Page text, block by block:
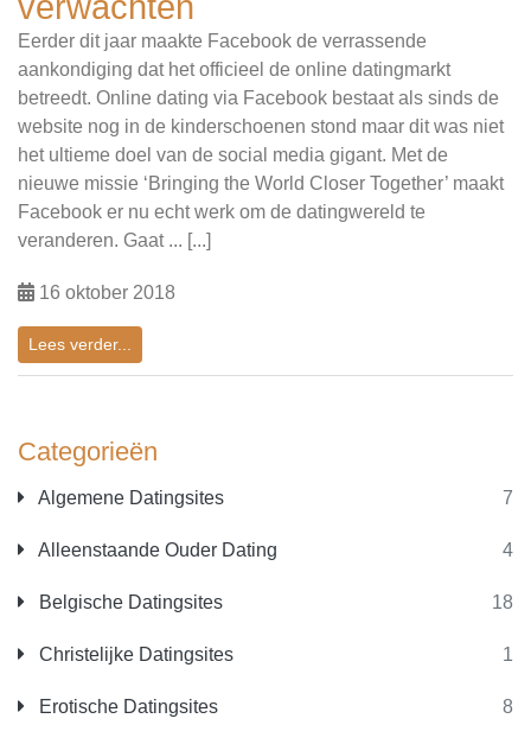
Categorieën
Algemene Datingsites 7
Alleenstaande Ouder Dating 4
Belgische Datingsites 18
Christelijke Datingsites 1
Erotische Datingsites 8
Eerder dit jaar maakte Facebook de verrassende
aankondiging dat het officieel de online datingmarkt
betreedt. Online dating via Facebook bestaat als sinds de
website nog in de kinderschoenen stond maar dit was niet
het ultieme doel van de social media gigant. Met de
nieuwe missie ‘Bringing the World Closer Together’ maakt
Facebook er nu echt werk om de datingwereld te
veranderen. Gaat ... [...]
16 oktober 2018
Lees verder...